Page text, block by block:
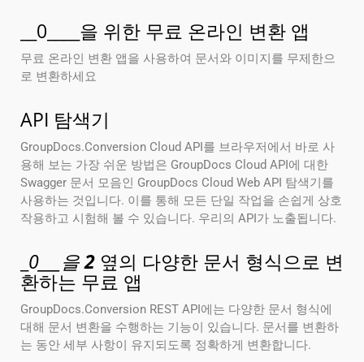
__0____을 위한 무료 온라인 변환 앱
무료 온라인 변환 앱을 사용하여 문서와 이미지를 무제한으
로 변환하세요
API 탐색기
GroupDocs.Conversion Cloud API를 브라우저에서 바로 사
용해 보는 가장 쉬운 방법은 GroupDocs Cloud API에 대한
Swagger 문서 모음인 GroupDocs Cloud Web API 탐색기를
사용하는 것입니다. 이를 통해 모든 단일 작업을 손쉽게 상호
작용하고 시험해 볼 수 있습니다. 우리의 API가 노출됩니다.
0___을2 옆의 다양한 문서 형식으로 변
환하는 무료 앱
GroupDocs.Conversion REST API에는 다양한 문서 형식에
대해 문서 변환을 수행하는 기능이 있습니다. 문서를 변환하
는 동안 세부 사항이 유지되도록 정확하게 변환합니다.